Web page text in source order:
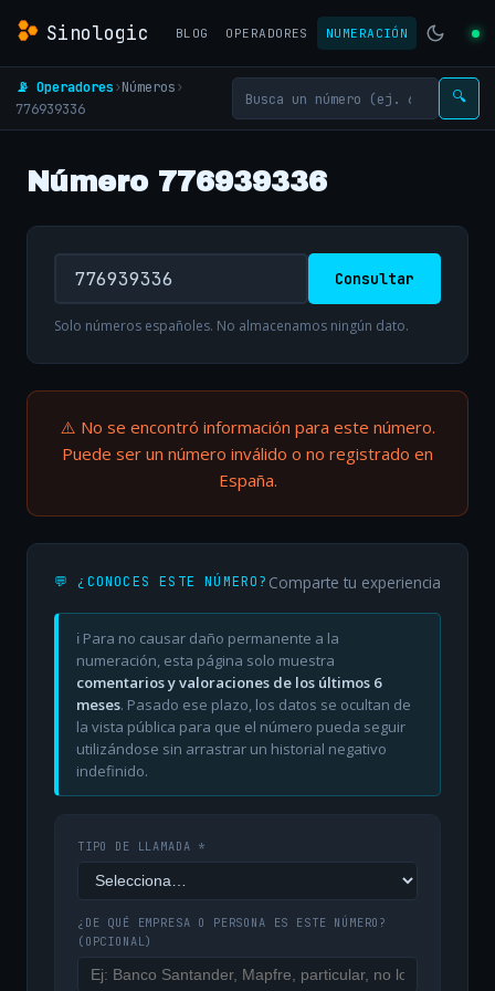
Sinologic BLOG OPERADORES NUMERACIÓN
📡 Operadores›Números›
776939336
🔍
Número 776939336
Consultar
Solo números españoles. No almacenamos ningún dato.
⚠️ No se encontró información para este número.
Puede ser un número inválido o no registrado en
España.
💬 ¿CONOCES ESTE NÚMERO? Comparte tu experiencia
ℹ️ Para no causar daño permanente a la
numeración, esta página solo muestra
comentarios y valoraciones de los últimos 6
meses. Pasado ese plazo, los datos se ocultan de
la vista pública para que el número pueda seguir
utilizándose sin arrastrar un historial negativo
indefinido.
TIPO DE LLAMADA *
¿DE QUÉ EMPRESA O PERSONA ES ESTE NÚMERO?
(OPCIONAL)